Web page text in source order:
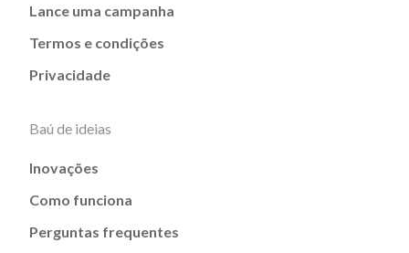
Lance uma campanha
Termos e condições
Privacidade
Baú de ideias
Inovações
Como funciona
Perguntas frequentes